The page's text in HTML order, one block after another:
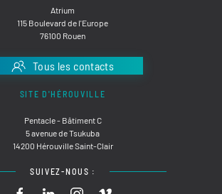
Atrium
115 Boulevard de l'Europe
76100 Rouen
Tous les contacts
SITE D'HÉROUVILLE
Pentacle - Bâtiment C
5 avenue de Tsukuba
14200 Hérouville Saint-Clair
SUIVEZ-NOUS :